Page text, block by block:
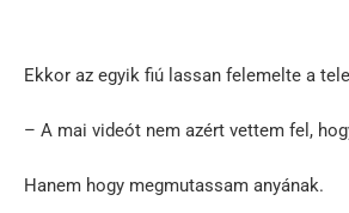
Ekkor az egyik fiú lassan felemelte a
– A mai videót nem azért vettem fel,
Hanem hogy megmutassam anyának.